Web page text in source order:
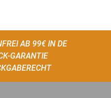
AB 99€ IN DE
GARANTIE